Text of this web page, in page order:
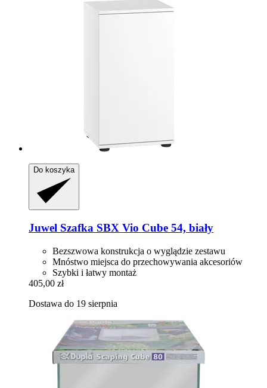
Do koszyka
Juwel Szafka SBX Vio Cube 54, biały
Bezszwowa konstrukcja o wyglądzie zestawu
Mnóstwo miejsca do przechowywania akcesoriów
Szybki i łatwy montaż
405,00 zł
Dostawa do 19 sierpnia